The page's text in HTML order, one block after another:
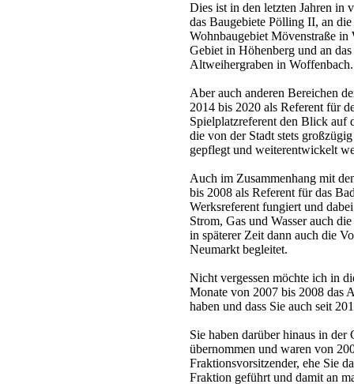
Dies ist in den letzten Jahren in
das Baugebiete Pölling II, an
Wohnbaugebiet Mövenstraße in
Gebiet in Höhenberg und an
Altweihergraben in Woffenbach.
Aber auch anderen Bereichen
2014 bis 2020 als Referent für
Spielplatzreferent den Blick auf
die von der Stadt stets
gepflegt und weiterentwickelt
Auch im Zusammenhang mit
bis 2008 als Referent für das
Werksreferent fungiert und
Strom, Gas und Wasser auch
in späterer Zeit dann auch die
Neumarkt begleitet.
Nicht vergessen möchte ich in
Monate von 2007 bis 2008 das
haben und dass Sie auch seit
Sie haben darüber hinaus in
übernommen und waren von
Fraktionsvorsitzender, ehe Sie
Fraktion geführt und damit an